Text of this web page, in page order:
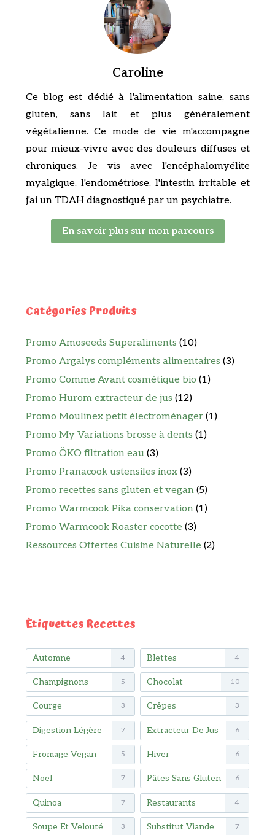
Caroline
Ce blog est dédié à l'alimentation saine, sans
gluten, sans lait et plus généralement
végétalienne. Ce mode de vie m'accompagne
pour mieux-vivre avec des douleurs diffuses et
chroniques. Je vis avec l'encéphalomyélite
myalgique, l'endométriose, l'intestin irritable et
j'ai un TDAH diagnostiqué par un psychiatre.
En savoir plus sur mon parcours
Catégories Produits
Promo Amoseeds Superaliments (10)
Promo Argalys compléments alimentaires (3)
Promo Comme Avant cosmétique bio (1)
Promo Hurom extracteur de jus (12)
Promo Moulinex petit électroménager (1)
Promo My Variations brosse à dents (1)
Promo ÖKO filtration eau (3)
Promo Pranacook ustensiles inox (3)
Promo recettes sans gluten et vegan (5)
Promo Warmcook Pika conservation (1)
Promo Warmcook Roaster cocotte (3)
Ressources Offertes Cuisine Naturelle (2)
Étiquettes Recettes
Automne 4 Blettes 4
Champignons 5 Chocolat 10
Courge 3 Crêpes 3
Digestion Légère 7 Extracteur De Jus 6
Fromage Vegan 5 Hiver 6
Noël 7 Pâtes Sans Gluten 6
Quinoa 7 Restaurants 4
Soupe Et Velouté 3 Substitut Viande 7